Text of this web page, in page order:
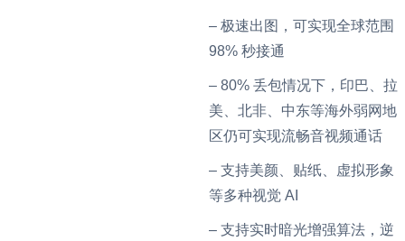
– 极速出图，可实现全球范围
98% 秒接通
– 80% 丢包情况下，印巴、拉
美、北非、中东等海外弱网地
区仍可实现流畅音视频通话
– 支持美颜、贴纸、虚拟形象
等多种视觉 AI
– 支持实时暗光增强算法，逆